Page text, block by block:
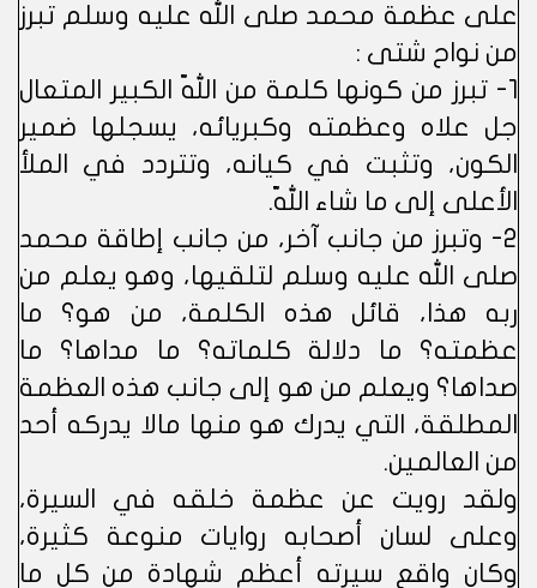
على عظمة محمد صلى الله عليه وسلم تبرز
من نواح شتى :
1- تبرز من كونها كلمة من اللّه الكبير المتعال
جل علاه وعظمته وكبريائه، يسجلها ضمير
الكون، وتثبت في كيانه، وتتردد في الملأ
الأعلى إلى ما شاء اللّه.
2- وتبرز من جانب آخر، من جانب إطاقة محمد
صلى الله عليه وسلم لتلقيها، وهو يعلم من
ربه هذا، قائل هذه الكلمة، من هو؟ ما
عظمته؟ ما دلالة كلماته؟ ما مداها؟ ما
صداها؟ ويعلم من هو إلى جانب هذه العظمة
المطلقة، التي يدرك هو منها مالا يدركه أحد
من العالمين.
ولقد رويت عن عظمة خلقه في السيرة،
وعلى لسان أصحابه روايات منوعة كثيرة،
وكان واقع سيرته أعظم شهادة من كل ما